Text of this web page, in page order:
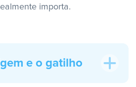
importa.
e o gatilho